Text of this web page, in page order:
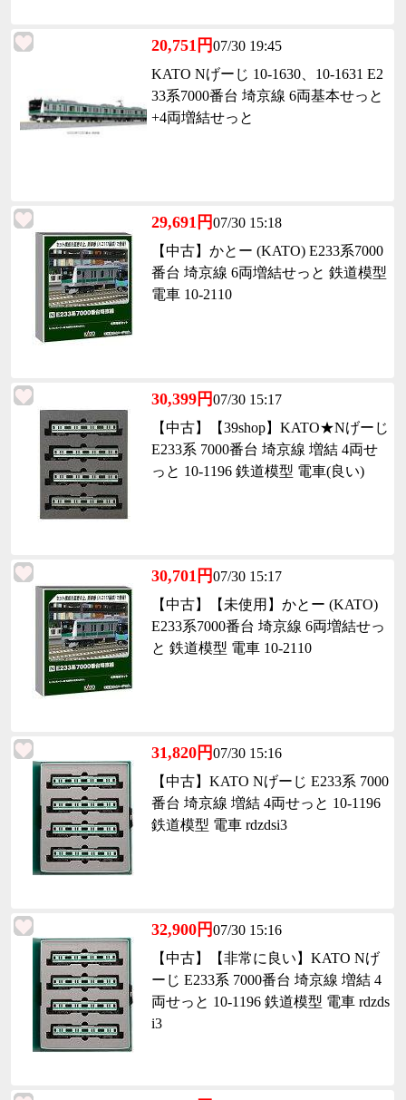
20,751円07/30 19:45
KATO Nげーじ 10-1630、10-1631 E2
33系7000番台 埼京線 6両基本せっと
+4両増結せっと
29,691円07/30 15:18
【中古】かとー (KATO) E233系7000
番台 埼京線 6両増結せっと 鉄道模型
電車 10-2110
30,399円07/30 15:17
【中古】【39shop】KATO★Nげーじ
E233系 7000番台 埼京線 増結 4両せ
っと 10-1196 鉄道模型 電車(良い)
30,701円07/30 15:17
【中古】【未使用】かとー (KATO)
E233系7000番台 埼京線 6両増結せっ
と 鉄道模型 電車 10-2110
31,820円07/30 15:16
【中古】KATO Nげーじ E233系 7000
番台 埼京線 増結 4両せっと 10-1196
鉄道模型 電車 rdzdsi3
32,900円07/30 15:16
【中古】【非常に良い】KATO Nげ
ーじ E233系 7000番台 埼京線 増結 4
両せっと 10-1196 鉄道模型 電車 rdzds
i3